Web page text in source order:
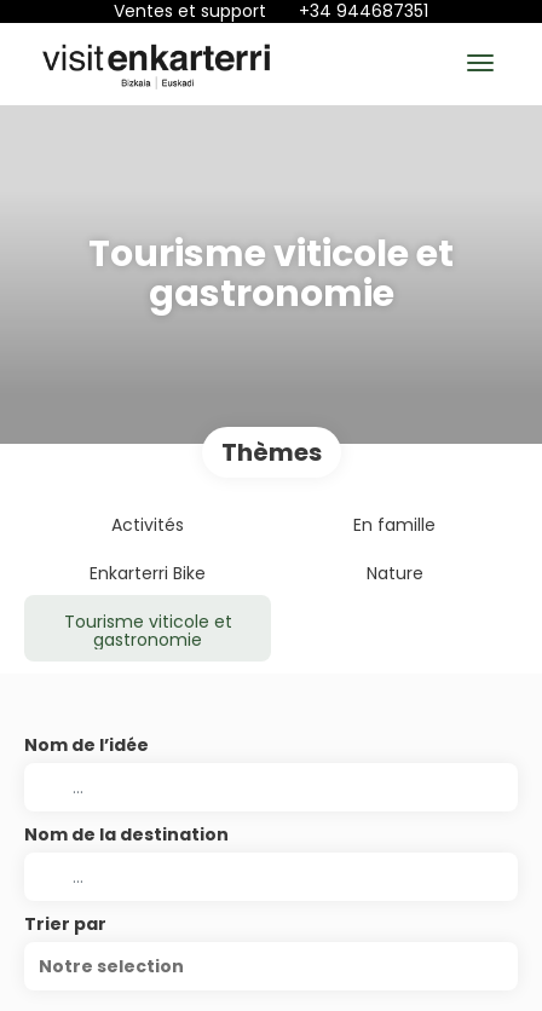
Ventes et support +34 944687351
Tourisme viticole et
gastronomie
Thèmes
Activités
En famille
Enkarterri Bike
Nature
Tourisme viticole et
gastronomie
Nom de l’idée
Nom de la destination
Trier par
Notre selection